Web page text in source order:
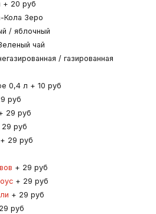
+ 20 руб
Кола Зеро
/ яблочный
чай
/ газированная
0,4 л + 10 руб
руб
29 руб
29 руб
+ 29 руб
+ 29 руб
+ 29 руб
+ 29 руб
руб